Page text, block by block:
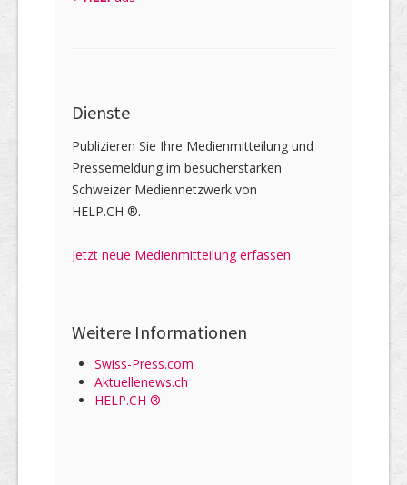
Dienste
Publizieren Sie Ihre Medienmitteilung und
Pressemeldung im besucherstarken
Schweizer Mediennetzwerk von
HELP.CH ®.
Jetzt neue Medienmitteilung erfassen
Weitere Informationen
Swiss-Press.com
Aktuellenews.ch
HELP.CH ®